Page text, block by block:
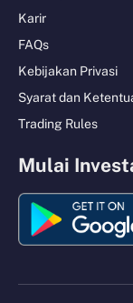
Karir
FAQs
Kebijakan Privasi
Syarat dan
Trading Rules
Mulai